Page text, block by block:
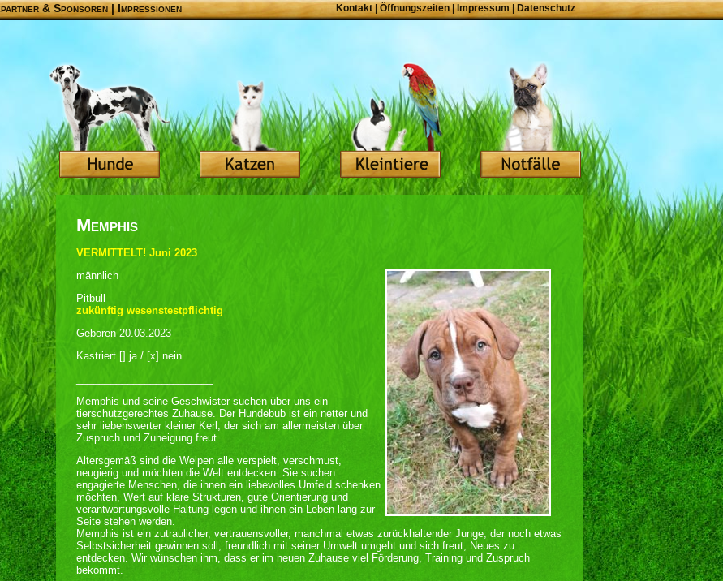
& Sponsoren|Impressionen Kontakt Öffnungszeiten| Impressum|Datenschutz
Memphis
VERMITTELT! Juni 2023
männlich
Pitbull
zukünftig wesenstestpflichtig
Geboren 20.03.2023
Kastriert [] ja / [x] nein
Memphis und seine Geschwister suchen über uns ein
tierschutzgerechtes Zuhause. Der Hundebub ist ein netter und
sehr liebenswerter kleiner Kerl, der sich am allermeisten über
Zuspruch und Zuneigung freut.
Altersgemäß sind die Welpen alle verspielt, verschmust,
neugierig und möchten die Welt entdecken. Sie suchen
engagierte Menschen, die ihnen ein liebevolles Umfeld schenken
möchten, Wert auf klare Strukturen, gute Orientierung und
verantwortungsvolle Haltung legen und ihnen ein Leben lang zur
Seite stehen werden.
Memphis ist ein zutraulicher, vertrauensvoller, manchmal etwas zurückhaltender Junge, der noch etwas
Selbstsicherheit gewinnen soll, freundlich mit seiner Umwelt umgeht und sich freut, Neues zu
entdecken. Wir wünschen ihm, dass er im neuen Zuhause viel Förderung, Training und Zuspruch
bekommt.